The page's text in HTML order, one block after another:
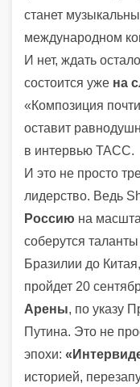
станет
международном
И нет, ждать
состоится уже на
«Композиция
оставит
в интервью ТАСС.
И это не просто
лидерство. Ведь
Россию на
соберутся
Бразилии до
пройдет 20
Арены, по указу
Путина. Это не
эпохи:
историей,